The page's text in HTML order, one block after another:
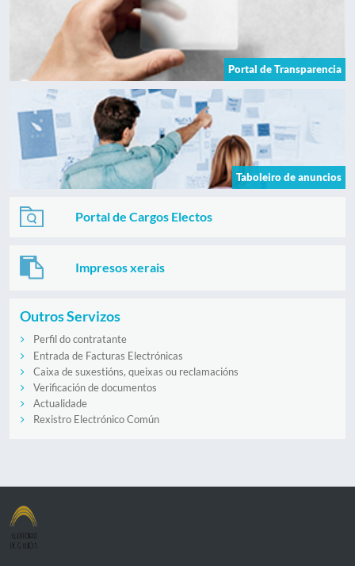
Portal de Transparencia
Taboleiro de anuncios
Portal de Cargos Electos
Impresos xerais
Outros Servizos
Perfil do contratante
Entrada de Facturas Electrónicas
Caixa de suxestións, queixas ou reclamacións
Verificación de documentos
Actualidade
Rexistro Electrónico Común